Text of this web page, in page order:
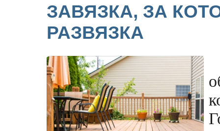
ЗАВЯЗКА, ЗА
РАЗВЯЗКА